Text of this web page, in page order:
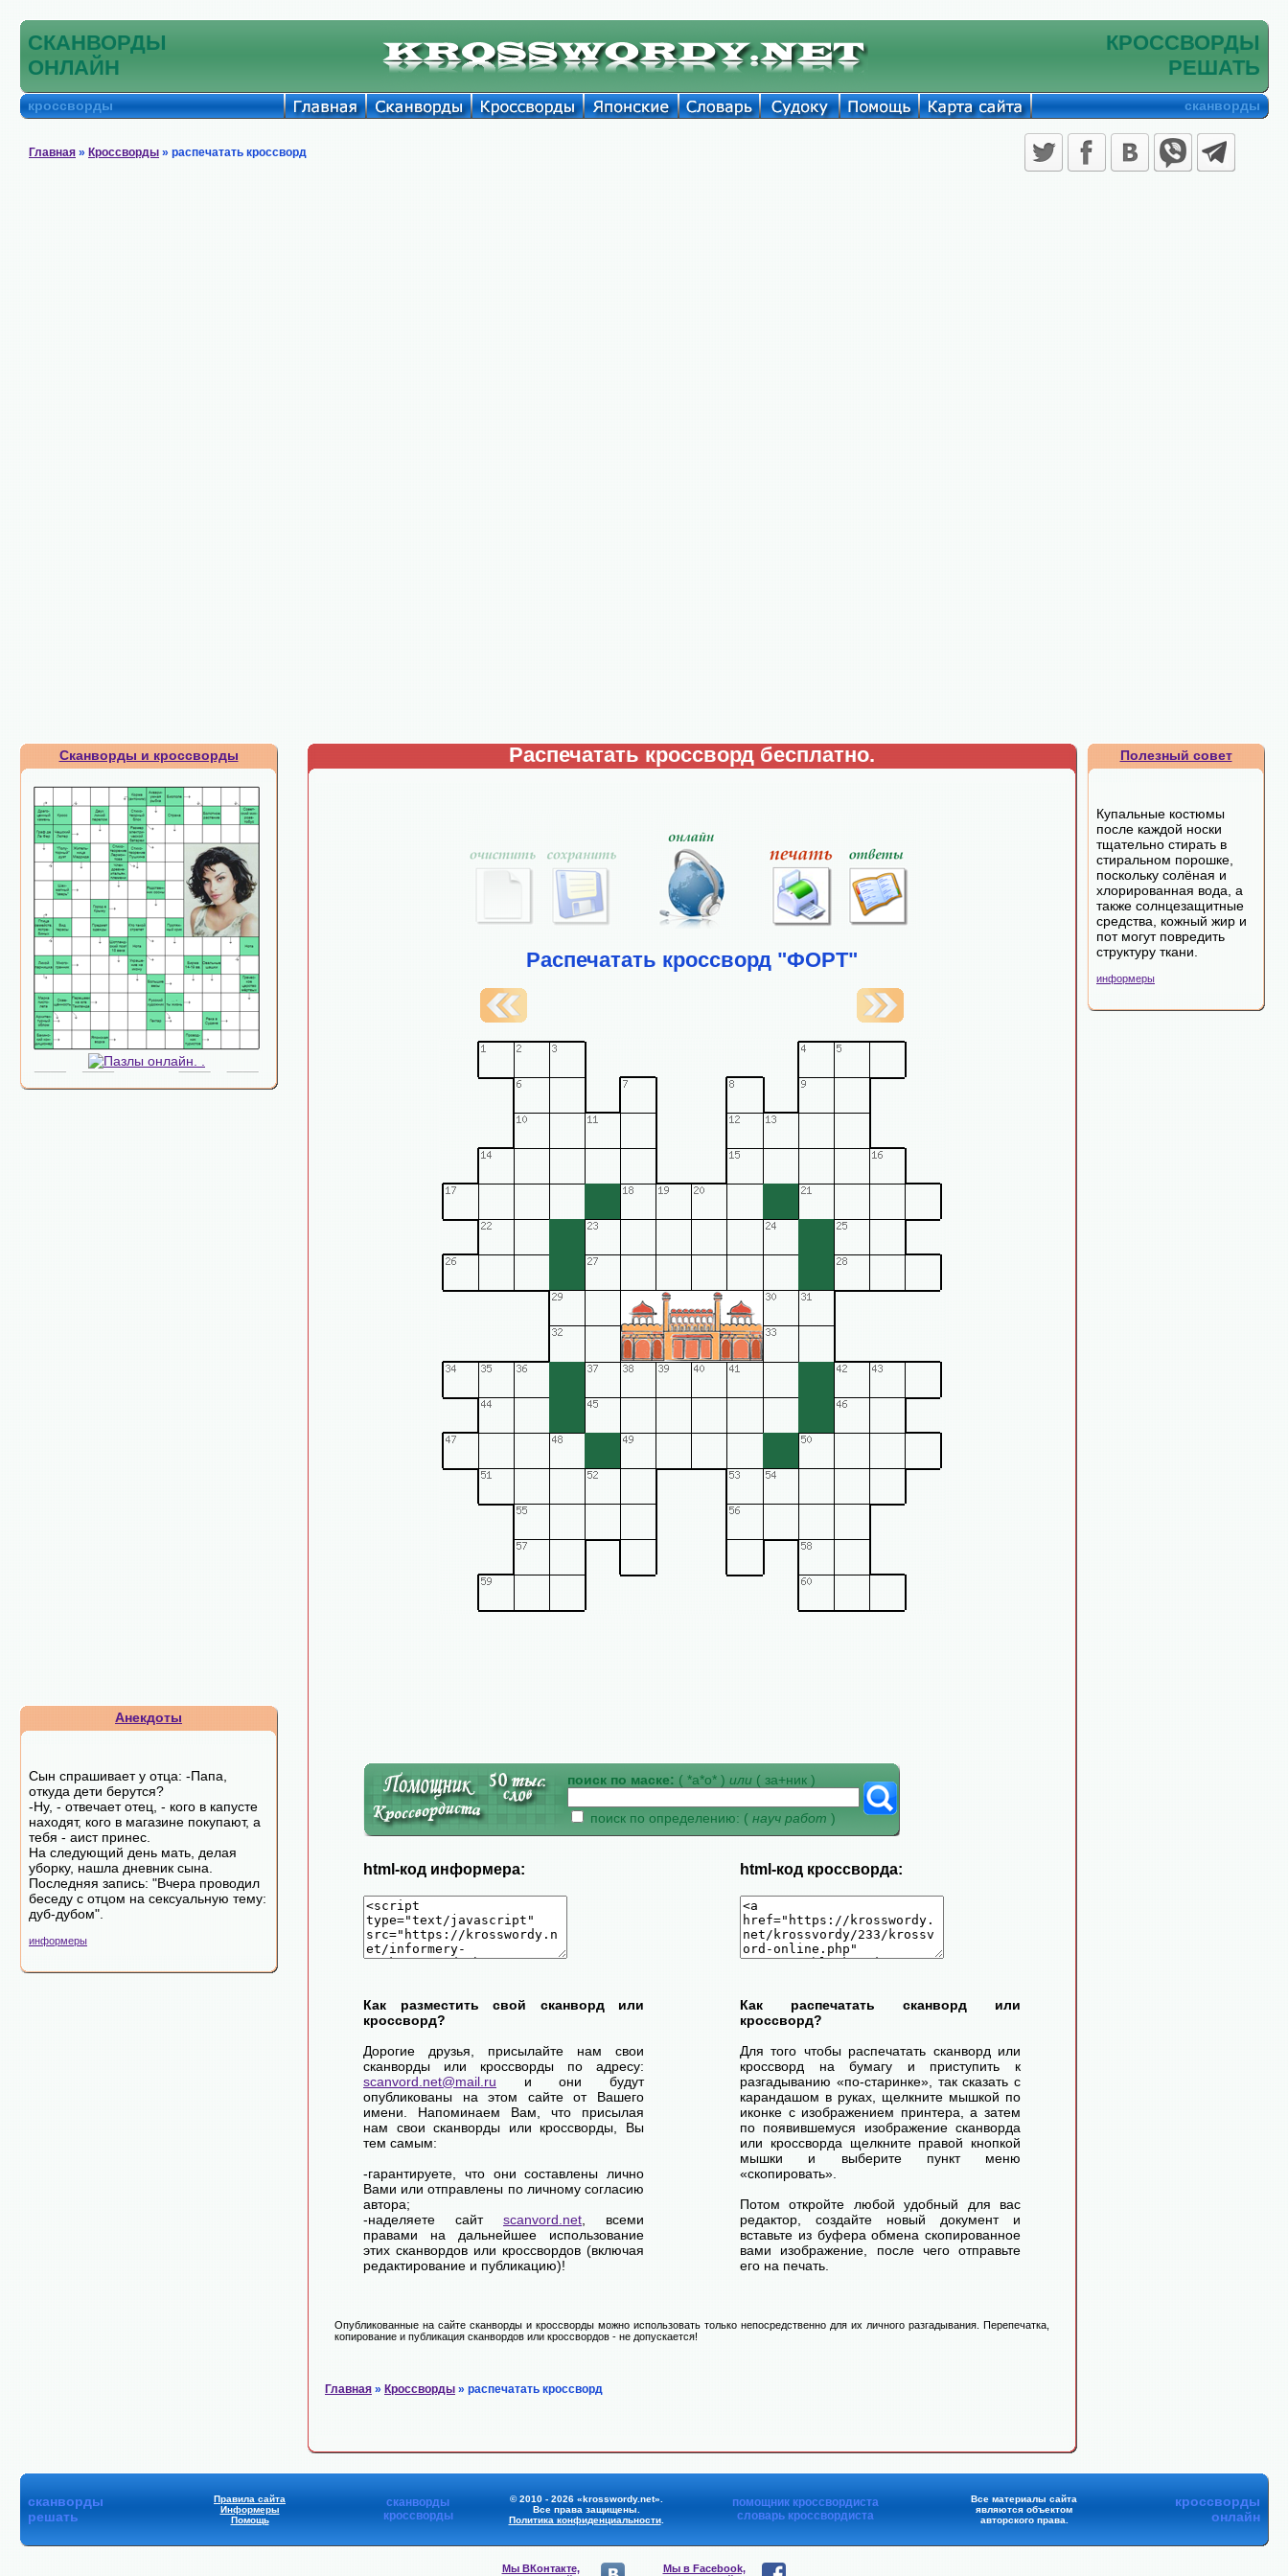
СКАНВОРДЫ
ОНЛАЙН
КРОССВОРДЫ
РЕШАТЬ
кроссворды сканворды
Главная » Кроссворды » распечатать кроссворд
Сканворды и кроссворды
Анекдоты
Сын спрашивает у отца: -Папа,
откуда дети берутся?
-Ну, - отвечает отец, - кого в капусте
находят, кого в магазине покупают, а
тебя - аист принес.
На следующий день мать, делая
уборку, нашла дневник сына.
Последняя запись: "Вчера проводил
беседу с отцом на сексуальную тему:
дуб-дубом".
информеры
Распечатать кроссворд бесплатно.
Распечатать кроссворд "ФОРТ"
поиск по маске: ( *а*о* ) или ( за+ник )
поиск по определению: ( науч работ )
html-код информера: html-код кроссворда:
Как разместить свой сканворд или
кроссворд?
Дорогие друзья, присылайте нам свои
сканворды или кроссворды по адресу:
scanvord.net@mail.ru и они будут
опубликованы на этом сайте от Вашего
имени. Напоминаем Вам, что присылая
нам свои сканворды или кроссворды, Вы
тем самым:
-гарантируете, что они составлены лично
Вами или отправлены по личному согласию
автора;
-наделяете сайт scanvord.net , всеми
правами на дальнейшее использование
этих сканвордов или кроссвордов (включая
редактирование и публикацию)!
Как распечатать сканворд или
кроссворд?
Для того чтобы распечатать сканворд или
кроссворд на бумагу и приступить к
разгадыванию «по-старинке», так сказать с
карандашом в руках, щелкните мышкой по
иконке с изображением принтера, а затем
по появившемуся изображение сканворда
или кроссворда щелкните правой кнопкой
мышки и выберите пункт меню
«скопировать».
Потом откройте любой удобный для вас
редактор, создайте новый документ и
вставьте из буфера обмена скопированное
вами изображение, после чего отправьте
его на печать.
Опубликованные на сайте сканворды и кроссворды можно использовать только непосредственно для их личного разгадывания. Перепечатка,
копирование и публикация сканвордов или кроссвордов - не допускается!
Главная » Кроссворды » распечатать кроссворд
Полезный совет
Купальные костюмы
после каждой носки
тщательно стирать в
стиральном порошке,
поскольку солёная и
хлорированная вода, а
также солнцезащитные
средства, кожный жир и
пот могут повредить
структуру ткани.
информеры
сканворды
решать
Правила сайта
Информеры
Помощь
сканворды
кроссворды
© 2010 - 2026 «krosswordy.net».
Все права защищены.
Политика конфиденциальности.
помощник кроссвордиста
словарь кроссвордиста
Все материалы сайта
являются объектом
авторского права.
кроссворды
онлайн
Мы ВКонтакте,
Мы в Facebook,